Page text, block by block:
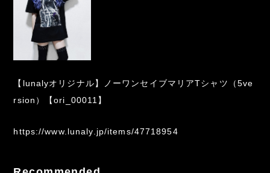
【lunalyオリジナル】ノーワンセイブマリアTシャツ（5ve
rsion）【ori_00011】
https://www.lunaly.jp/items/47718954